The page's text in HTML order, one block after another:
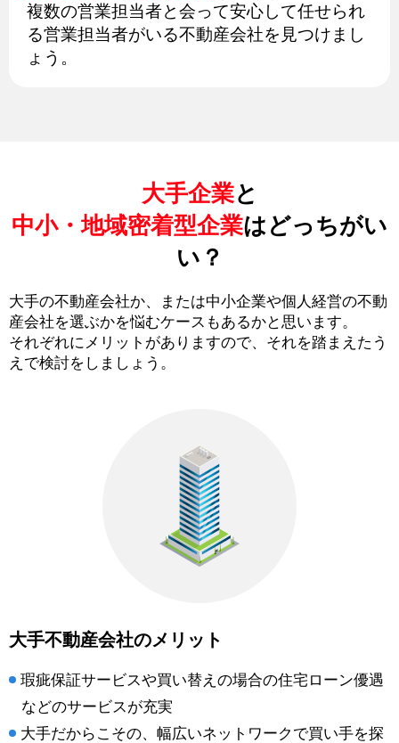
複数の営業担当者と会って安心して任せられ
る営業担当者がいる不動産会社を見つけまし
ょう。
大手企業と
中小・地域密着型企業はどっちがい
い？
大手の不動産会社か、または中小企業や個人経営の不動
産会社を選ぶかを悩むケースもあるかと思います。
それぞれにメリットがありますので、それを踏まえたう
えで検討をしましょう。
大手不動産会社のメリット
瑕疵保証サービスや買い替えの場合の住宅ローン優遇
などのサービスが充実
大手だからこその、幅広いネットワークで買い手を探